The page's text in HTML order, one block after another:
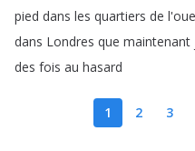
pied dans les quartiers de
dans Londres que maintenant
des fois au hasard
1 2 3